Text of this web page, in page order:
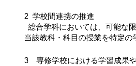
2 学校間連携の推進
総合学科においては、可能な
当該教科・科目の授業を特定の
3 専修学校における学習成果